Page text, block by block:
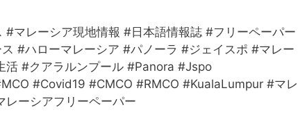
マレーシア現地情報 #日本語情報誌 #フリーペーパー
#ハローマレーシア #パノーラ #ジェイスポ #マレー
活 #クアラルンプール #Panora #Jspo
#Covid19 #CMCO #RMCO #KualaLumpur #マレ
ーシアフリーペーパー